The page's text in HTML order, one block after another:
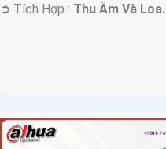
️➲ Tích Hợp : Thu Âm Và Loa.